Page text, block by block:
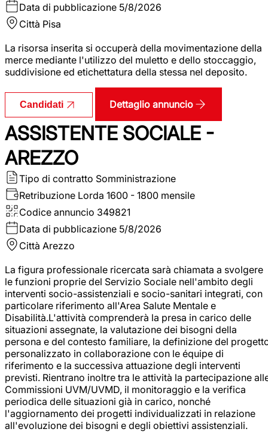
Data di pubblicazione 5/8/2026
Città Pisa
La risorsa inserita si occuperà della movimentazione della
merce mediante l'utilizzo del muletto e dello stoccaggio,
suddivisione ed etichettatura della stessa nel deposito.
Candidati Dettaglio annuncio
ASSISTENTE SOCIALE -
AREZZO
Tipo di contratto Somministrazione
Retribuzione Lorda 1600 - 1800 mensile
Codice annuncio 349821
Data di pubblicazione 5/8/2026
Città Arezzo
La figura professionale ricercata sarà chiamata a svolgere
le funzioni proprie del Servizio Sociale nell'ambito degli
interventi socio-assistenziali e socio-sanitari integrati, con
particolare riferimento all'Area Salute Mentale e
Disabilità.L'attività comprenderà la presa in carico delle
situazioni assegnate, la valutazione dei bisogni della
persona e del contesto familiare, la definizione del
personalizzato in collaborazione con le équipe di
riferimento e la successiva attuazione degli interventi
previsti. Rientrano inoltre tra le attività la partecipazione
Commissioni UVM/UVMD, il monitoraggio e la verifica
periodica delle situazioni già in carico, nonché
l'aggiornamento dei progetti individualizzati in relazione
all'evoluzione dei bisogni e degli obiettivi assistenziali.